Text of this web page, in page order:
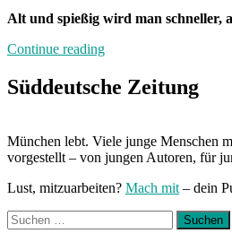
Alt und spießig wird man schneller,
Continue reading„Wie
der
Mensch
ich
nie
wollte:
Heute
mit
Süddeutsche Zeitung
München lebt. Viele junge Menschen
vorgestellt – von jungen Autoren, für
Lust, mitzuarbeiten? Mach mit – dein
Suchen
nach: